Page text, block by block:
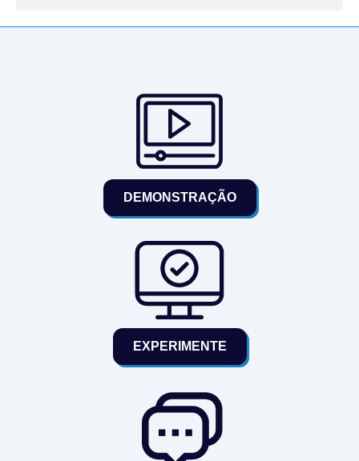
DEMONSTRAÇÃO
EXPERIMENTE